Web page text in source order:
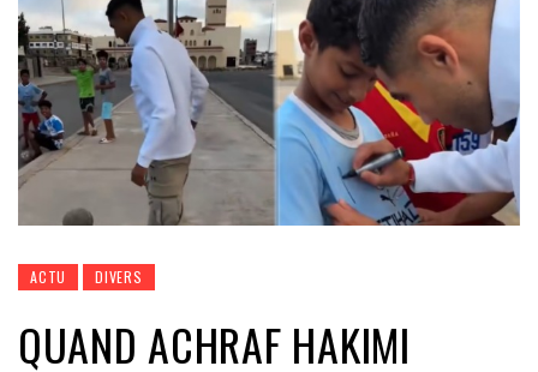
ACTU DIVERS
QUAND ACHRAF HAKIMI